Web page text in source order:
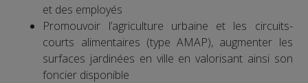
et des employés
Promouvoir l’agriculture urbaine et les circuits-
courts alimentaires (type AMAP), augmenter les
surfaces jardinées en ville en valorisant ainsi son
foncier disponible